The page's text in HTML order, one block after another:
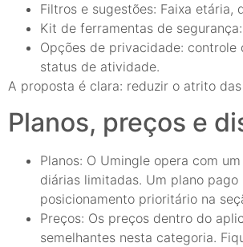
Filtros e sugestões: Faixa
Kit de ferramentas de
Opções de privacidade:
status de atividade.
A proposta é clara: reduzir o atrito
Planos, preços e
Planos: O Umingle opera com
diárias limitadas. Um plano
posicionamento prioritário na
Preços: Os preços dentro do
semelhantes nesta categoria.